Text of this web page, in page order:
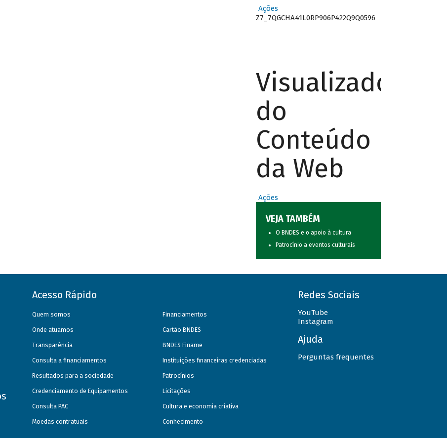
Ações
Z7_7QGCHA41L0RP906P422Q9Q0596
Visualizador
do
Conteúdo
da Web
Ações
VEJA TAMBÉM
O BNDES e o apoio à cultura
Patrocínio a eventos culturais
Acesso Rápido
Quem somos
Onde atuamos
Transparência
Consulta a financiamentos
Resultados para a sociedade
Credenciamento de Equipamentos
Consulta PAC
Moedas contratuais
Financiamentos
Cartão BNDES
BNDES Finame
Instituições financeiras credenciadas
Patrocínios
Licitações
Cultura e economia criativa
Conhecimento
Redes Sociais
YouTube
Instagram
Ajuda
Perguntas frequentes